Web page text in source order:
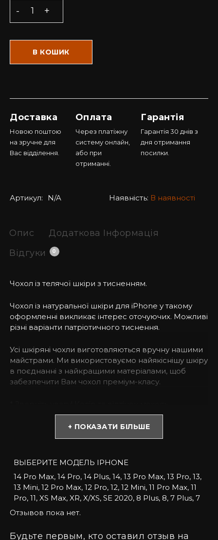
В КОШИК
Доставка
Новою поштою
на зручне для
Вас відділення.
Оплата
Через платіжну
систему онлайн,
або при
отриманні.
Гарантія
Гарантія 30 днів з
дня отримання
посилки.
Артикул: N/A Наявність: В наявності
Опис
Додаткова Інформація
Відгуки
0
Чохол із телячої шкіри з тисненням.
Чохол із натуральної шкіри для iPhone у такому
оформленні викликає інтерес оточуючих. Можливі
різні варіанти патріотичного тиснення.
Усі шкіряні чохли виготовляються вручну нашими
майстрами. Ми використовуємо найякіснішу шкіру
в поєднанні з найкращими матеріалами, щоб
забезпечити Вам чохол преміум-класу.
відрізнятися залежно від налаштувань монітора
(яскравість, контраст, насиченість), а також
Чому варто купити чохол для iPhone з телячої
Шкіряні чохли на iPhone – це міцний захист. З
таким аксесуаром Ви не переживатимете, якщо
девайс випаде з рук. При випадкових ударах
сколів.
+ ПОКАЗАТИ БІЛЬШЕ
ВЫБЕРИТЕ МОДЕЛЬ IPHONE
14 Pro Max, 14 Pro, 14 Plus, 14, 13 Pro Max, 13 Pro, 13,
13 Mini, 12 Pro Max, 12 Pro, 12, 12 Mini, 11 Pro Max, 11
Pro, 11, XS Max, XR, X/XS, SE 2020, 8 Plus, 8, 7 Plus, 7
Отзывов пока нет.
Будьте первым, кто оставил отзыв на